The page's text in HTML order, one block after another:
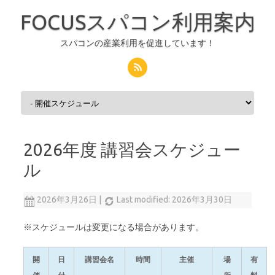
FOCUSスパコン利用案内
スパコンの産業利用を促進しています！
コンテンツへスキップ
2026年度 講習会スケジュー
ル
2026年3月26日 Last modified: 2026年3月30日
※スケジュールは変更になる場合があります。
開
日
講習会名 時間 主催
場
有